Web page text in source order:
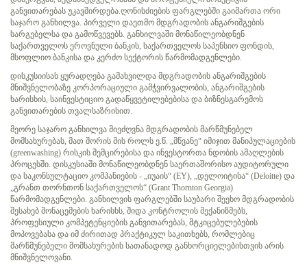
განვითარებას უკავშირდება.ღონისძიების ფარგლებში გაიმართა ორი
საჯარო განხილვა. პირველი დაეთმო მდგრადობის ანგარიშგების
სარგებელსა და გამოწვევებს. განხილვაში მონაწილეობდნენ
საქართველოს ეროვნული ბანკის, საქართველოს საპენსიო ფონდის,
მსოფლიო ბანკისა და კერძო სექტორის წარმომადგენლები.
დისკუსიისას ყურადღება გამახვილდა მდგრადობის ანგარიშგების
მნიშვნელობაზე კორპორაციული გამჭვირვალობის, ანგარიშგების
ხარისხის, საინვესტიციო გადაწყვეტილებებისა და ბიზნესგარემოს
განვითარების თვალსაზრისით.
მეორე საჯარო განხილვა მიეძღვნა მდგრადობის მარწმუნებელ
მომსახურებას, მათ შორის მის როლს ე.წ. „მწვანე“ იმიჯით მანიპულაციების
(greenwashing) რისკის შემცირებისა და ინვესტორთა ნდობის ამაღლების
პროცესში. დისკუსიაში მონაწილეობდნენ საერთაშორისო აუდიტორული
და საკონსულტაციო კომპანიების - „იუაის“ (EY), „დელოიტისა“ (Deloitte) და
„გრანთ თორნთონ საქართველოს“ (Grant Thornton Georgia)
წარმომადგენლები. განხილვის ფარგლებში საუბარი შეეხო მდგრადობის
შესახებ მონაცემების ხარისხს, შიდა კონტროლის მექანიზმებს,
პროფესიული კომპეტენციების განვითარებას, მტკიცებულებების
მოპოვებასა და იმ ძირითად პრაქტიკულ საკითხებს, რომლებიც
მარწმუნებელი მომსახურების სათანადოდ განხორციელებისთვის არის
მნიშვნელოვანი.